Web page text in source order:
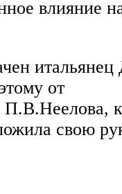
влияние
от
П.В.Неелова,
свою